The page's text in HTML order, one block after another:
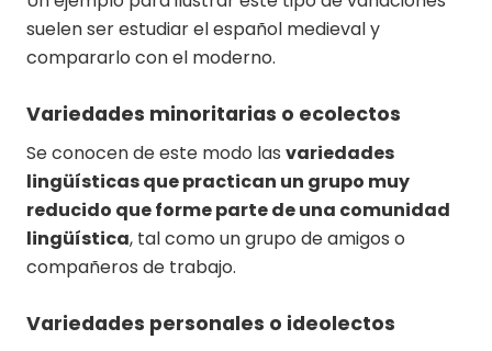
suelen ser estudiar el español medieval y
compararlo con el moderno.
Variedades minoritarias o ecolectos
Se conocen de este modo las variedades
lingüísticas que practican un grupo muy
reducido que forme parte de una comunidad
lingüística, tal como un grupo de amigos o
compañeros de trabajo.
Variedades personales o ideolectos